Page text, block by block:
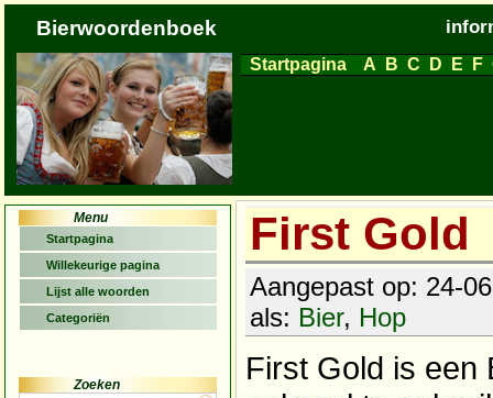
Bierwoordenboek
Startpagina A B C D E F
Menu
Startpagina
Willekeurige pagina
Lijst alle woorden
Categoriën
Zoeken
First Gold
Aangepast op: 24-
als: Bier, Hop
First Gold is een